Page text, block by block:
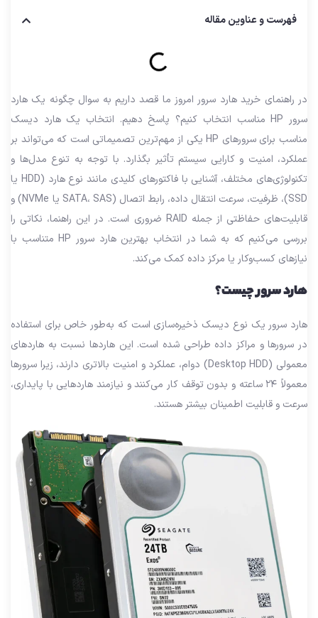
فهرست و عناوین مقاله
در راهنمای خرید هارد سرور امروز ما قصد داریم به سوال چگونه یک هارد
سرور HP مناسب انتخاب کنیم؟ پاسخ دهیم. انتخاب یک هارد دیسک
مناسب برای سرورهای HP یکی از مهم‌ترین تصمیماتی است که می‌تواند بر
عملکرد، امنیت و کارایی سیستم تأثیر بگذارد. با توجه به تنوع مدل‌ها و
تکنولوژی‌های مختلف، آشنایی با فاکتورهای کلیدی مانند نوع هارد (HDD یا
SSD)، ظرفیت، سرعت انتقال داده، رابط اتصال (SATA، SAS یا NVMe) و
قابلیت‌های حفاظتی از جمله RAID ضروری است. در این راهنما، نکاتی را
بررسی می‌کنیم که به شما در انتخاب بهترین هارد سرور HP متناسب با
نیازهای کسب‌وکار یا مرکز داده کمک می‌کند.
هارد سرور چیست؟
هارد سرور یک نوع دیسک ذخیره‌سازی است که به‌طور خاص برای استفاده
در سرورها و مراکز داده طراحی شده است. این هاردها نسبت به هاردهای
معمولی (Desktop HDD) دوام، عملکرد و امنیت بالاتری دارند، زیرا سرورها
معمولاً ۲۴ ساعته و بدون توقف کار می‌کنند و نیازمند هاردهایی با پایداری،
سرعت و قابلیت اطمینان بیشتر هستند.